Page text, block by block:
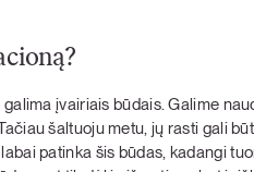
įvairiais būdais. Galime
šaltuoju metu, jų rasti gali
patinka šis būdas, kadangi